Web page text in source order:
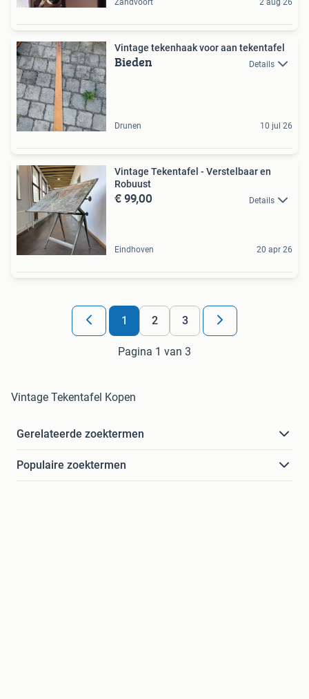
Zandvoort 2 aug 26
Vintage tekenhaak voor aan tekentafel
Bieden Details
Drunen 10 jul 26
Vintage Tekentafel - Verstelbaar en
Robuust
€ 99,00 Details
Eindhoven 20 apr 26
1 2 3
Pagina 1 van 3
Vintage Tekentafel Kopen
Gerelateerde zoektermen
Populaire zoektermen